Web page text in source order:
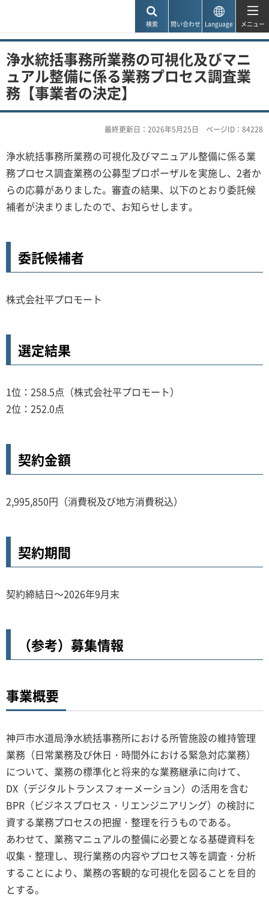
検索 問い合わせ Language メニュー
浄水統括事務所業務の可視化及びマニ
ュアル整備に係る業務プロセス調査業
務【事業者の決定】
最終更新日：2026年5月25日 ページID：84228
浄水統括事務所業務の可視化及びマニュアル整備に係る業
務プロセス調査業務の公募型プロポーザルを実施し、2者か
らの応募がありました。審査の結果、以下のとおり委託候
補者が決まりましたので、お知らせします。
委託候補者
株式会社平プロモート
選定結果
1位：258.5点（株式会社平プロモート）
2位：252.0点
契約金額
2,995,850円（消費税及び地方消費税込）
契約期間
契約締結日～2026年9月末
（参考）募集情報
事業概要
神戸市水道局浄水統括事務所における所管施設の維持管理
業務（日常業務及び休日・時間外における緊急対応業務）
について、業務の標準化と将来的な業務継承に向けて、
DX（デジタルトランスフォーメーション）の活用を含む
BPR（ビジネスプロセス・リエンジニアリング）の検討に
資する業務プロセスの把握・整理を行うものである。
あわせて、業務マニュアルの整備に必要となる基礎資料を
収集・整理し、現行業務の内容やプロセス等を調査・分析
することにより、業務の客観的な可視化を図ることを目的
とする。